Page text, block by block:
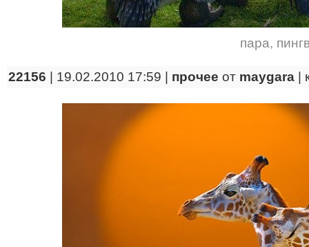
пара,
22156 | 19.02.2010 17:59 | прочее от maygara